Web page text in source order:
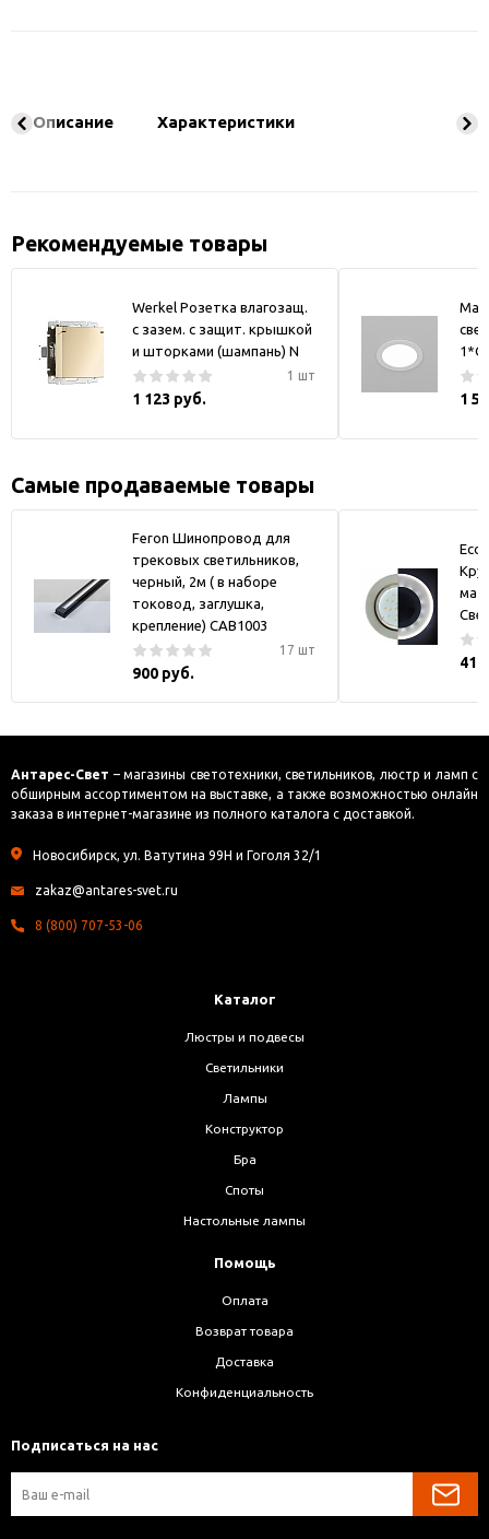
Описание Характеристики
Рекомендуемые товары
Werkel Розетка влагозащ.
с зазем. с защит. крышкой
и шторками (шампань) N
1 шт
1 123 руб. 1
Самые продаваемые товары
Feron Шинопровод для
трековых светильников,
черный, 2м ( в наборе
токовод, заглушка,
крепление) CAB1003
17 шт
900 руб.
Антарес-Свет – магазины светотехники, светильников, люстр и ламп с
обширным ассортиментом на выставке, а также возможностью онлайн
заказа в интернет-магазине из полного каталога с доставкой.
Новосибирск, ул. Ватутина 99Н и Гоголя 32/1
zakaz@antares-svet.ru
8 (800) 707-53-06
Каталог
Люстры и подвесы
Светильники
Лампы
Конструктор
Бра
Споты
Настольные лампы
Помощь
Оплата
Возврат товара
Доставка
Конфиденциальность
Подписаться на нас